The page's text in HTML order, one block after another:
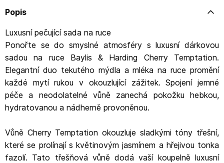
vrásek, regeneruje Použití: Mýdlo: Naneste na vlhkou
ruce: Vmasírujte do pokožky, dokud se zcela nevstřebá.
Upozornění: Vyhněte se kontaktu s očima. V případě
jakýchkoliv podráždění přestaňte používat. Pouze pro
vnější použití. Uchovávejte mimo dosah dětí. Doplňující
informace: navrženo ve Velké Británii Vegan & Cruelty
Free Adresa: Baylis and Harding plc, Nash Road Park
Farm Redditch Worcestershire B98 7AS United Kingdom
Kontakt: post@bayhar.com.
WWW:https://baylisandharding.com/
Popis
Luxusní pečující sada na ruce
Ponořte se do smyslné atmosféry s luxusní dárkovou
sadou na ruce Baylis & Harding Cherry Temptation.
Elegantní duo tekutého mýdla a mléka na ruce promění
každé mytí rukou v okouzlující zážitek. Spojení jemné
péče a neodolatelné vůně zanechá pokožku hebkou,
hydratovanou a nádherně provoněnou.
Vůně Cherry Temptation okouzluje sladkými tóny třešní,
které se prolínají s květinovým jasmínem a hřejivou tonka
fazolí. Tato třešňová vůně dodá vaší koupelně luxusní